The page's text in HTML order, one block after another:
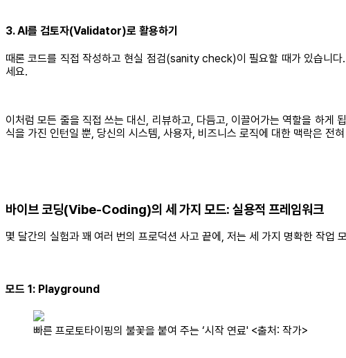
3. AI를 검토자(Validator)로 활용하기
때론 코드를 직접 작성하고 현실 점검(sanity check)이 필요할 때가 있습니
세요.
이처럼 모든 줄을 직접 쓰는 대신, 리뷰하고, 다듬고, 이끌어가는 역할을 하
식을 가진 인턴일 뿐, 당신의 시스템, 사용자, 비즈니스 로직에 대한 맥락은 전
바이브 코딩(Vibe-Coding)의 세 가지 모드: 실용적 프레임워크
몇 달간의 실험과 꽤 여러 번의 프로덕션 사고 끝에, 저는 세 가지 명확한 작업
모드 1: Playground
빠른 프로토타이핑의 불꽃을 붙여 주는 ‘시작 연료' <출처: 작가>